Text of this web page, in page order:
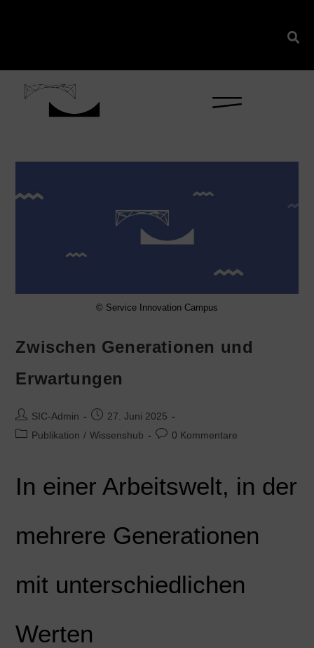
© Service Innovation Campus
Zwischen Generationen und
Erwartungen
SIC-Admin
27. Juni 2025
Publikation / Wissenshub 0 Kommentare
In einer Arbeitswelt, in der
mehrere Generationen
mit unterschiedlichen
Werten